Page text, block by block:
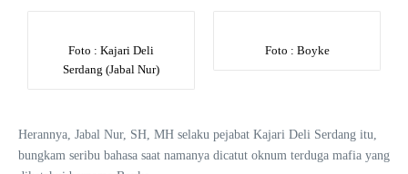
Foto : Kajari Deli
Serdang (Jabal Nur)
Foto : Boyke
Herannya, Jabal Nur, SH, MH selaku pejabat Kajari Deli Serdang itu,
bungkam seribu bahasa saat namanya dicatut oknum terduga mafia yang